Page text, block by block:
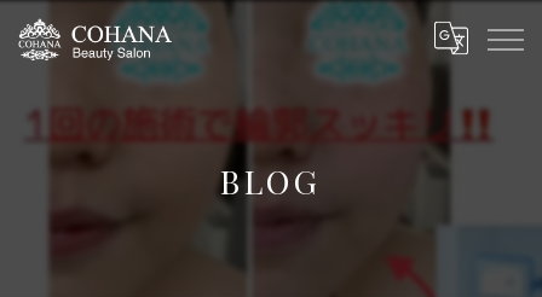
BLOG